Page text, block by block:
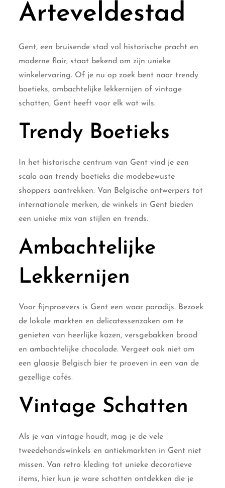
Arteveldestad
Gent, een bruisende stad vol historische pracht en
moderne flair, staat bekend om zijn unieke
winkelervaring. Of je nu op zoek bent naar trendy
boetieks, ambachtelijke lekkernijen of vintage
schatten, Gent heeft voor elk wat wils.
Trendy Boetieks
In het historische centrum van Gent vind je een
scala aan trendy boetieks die modebewuste
shoppers aantrekken. Van Belgische ontwerpers tot
internationale merken, de winkels in Gent bieden
een unieke mix van stijlen en trends.
Ambachtelijke
Lekkernijen
Voor fijnproevers is Gent een waar paradijs. Bezoek
de lokale markten en delicatessenzaken om te
genieten van heerlijke kazen, versgebakken brood
en ambachtelijke chocolade. Vergeet ook niet om
een glaasje Belgisch bier te proeven in een van de
gezellige cafés.
Vintage Schatten
Als je van vintage houdt, mag je de vele
tweedehandswinkels en antiekmarkten in Gent niet
missen. Van retro kleding tot unieke decoratieve
items, hier kun je ware schatten ontdekken die je